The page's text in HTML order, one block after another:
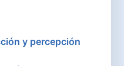
y percepción